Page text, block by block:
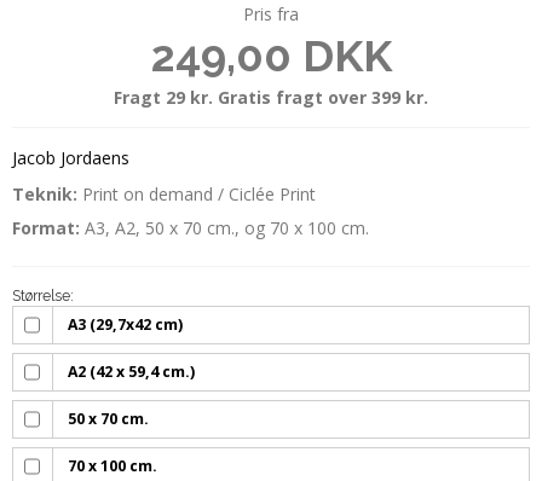
Pris fra
249,00 DKK
Fragt 29 kr. Gratis fragt over 399 kr.
Jacob Jordaens
Teknik: Print on demand / Ciclée Print
Format: A3, A2, 50 x 70 cm., og 70 x 100 cm.
Størrelse:
A3 (29,7x42 cm)
A2 (42 x 59,4 cm.)
50 x 70 cm.
70 x 100 cm.